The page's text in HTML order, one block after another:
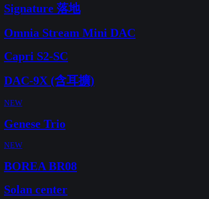
Signature 落地
Omnia Stream Mini DAC
Capri S2-SC
DAC-9X (含耳擴)
NEW
Genese Trio
NEW
BOREA BR08
Solan center